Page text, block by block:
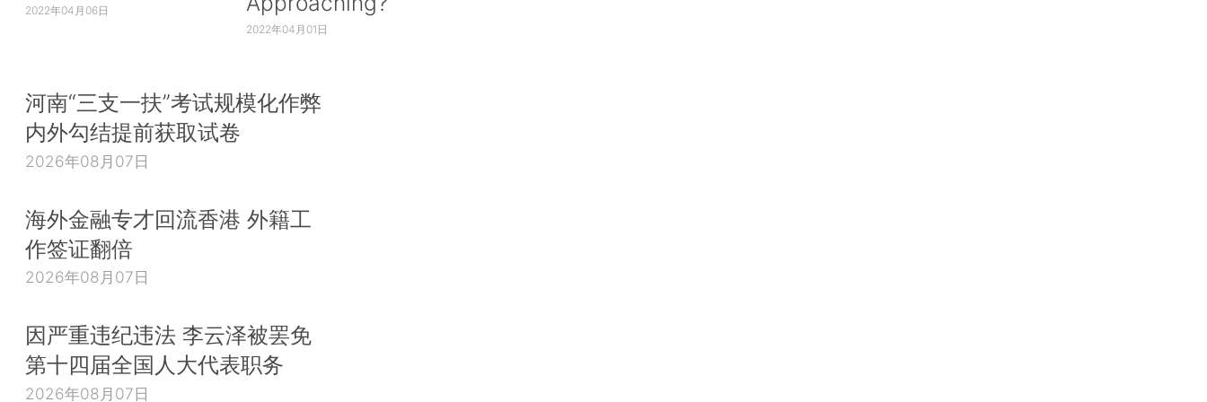
2022年04月06日
2022年04月01日
河南“三支一扶”考试规模化作弊
内外勾结提前获取试卷
2026年08月07日
海外金融专才回流香港 外籍工
作签证翻倍
2026年08月07日
因严重违纪违法 李云泽被罢免
第十四届全国人大代表职务
2026年08月07日